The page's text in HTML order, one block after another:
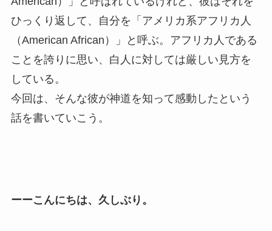
ひっくり返して、自分を「アメリカ系アフリカ人
（American African）」と呼ぶ。アフリカ人である
ことを誇りに思い、白人に対しては厳しい見方を
している。
今回は、そんな彼が神道を知って感動したという
話を書いていこう。
ーーこんにちは、久しぶり。